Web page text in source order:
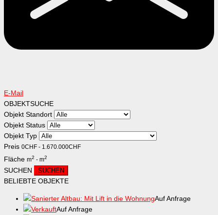
E-Mail
OBJEKTSUCHE
Objekt Standort
Objekt Status
Objekt Typ
Preis 0CHF - 1.670.000CHF
Fläche m2 - m2
SUCHEN
BELIEBTE OBJEKTE
Sanierter Altbau: Mit Lift in die WohnungAuf Anfrage
VerkauftAuf Anfrage